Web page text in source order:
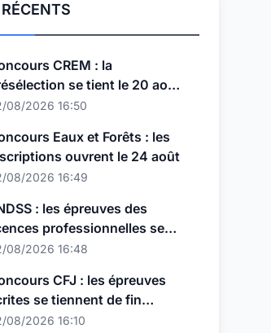
CREM : la
se tient le 20 août,
nouveau format
08/2026 16:50
Eaux et Forêts : les
ouvrent le 24 août
08/2026 16:49
: les épreuves des
professionnelles se
les 11, 12 et 13 août
08/2026 16:48
CFJ : les épreuves
se tiennent de fin
à début octobre
08/2026 16:10